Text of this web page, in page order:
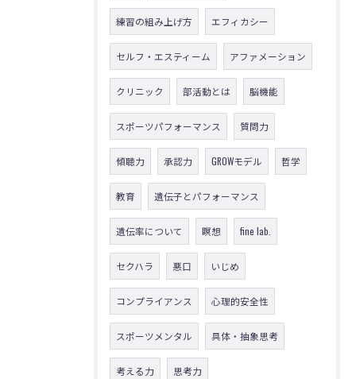
練習の組み上げ方 エフィカシー
セルフ・エスティーム アファメーション
クリニック 部活動とは 脳機能
スポーツパフォーマンス 質問力
傾聴力 承認力 GROWモデル 哲学
教育 遺伝子とパフォーマンス
遺伝率について 瞑想 fine lab.
セクハラ 悪口 いじめ
コンプライアンス 心理的安全性
スポーツメンタル 具体・抽象思考
考える力 思考力